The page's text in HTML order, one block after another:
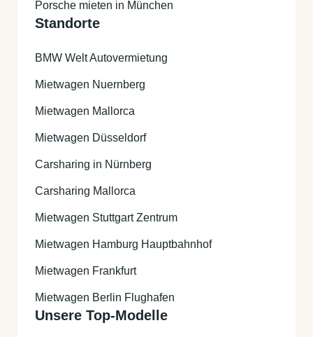
Porsche mieten in München
Standorte
BMW Welt Autovermietung
Mietwagen Nuernberg
Mietwagen Mallorca
Mietwagen Düsseldorf
Carsharing in Nürnberg
Carsharing Mallorca
Mietwagen Stuttgart Zentrum
Mietwagen Hamburg Hauptbahnhof
Mietwagen Frankfurt
Mietwagen Berlin Flughafen
Unsere Top-Modelle